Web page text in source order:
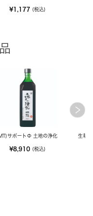
¥1,177 (税込)
サポートΦ 土地の浄化
¥8,910 (税込)
生草